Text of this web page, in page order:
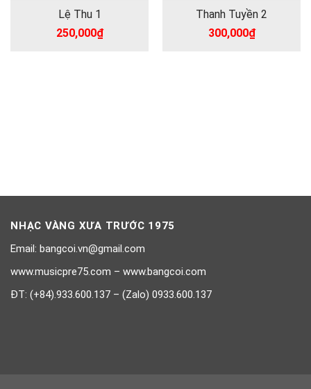
Lệ Thu 1
250,000₫
Thanh Tuyền 2
300,000₫
NHẠC VÀNG XƯA TRƯỚC 1975
Email: bangcoi.vn@gmail.com
www.musicpre75.com – www.bangcoi.com
ĐT: (+84).933.600.137 – (Zalo) 0933.600.137